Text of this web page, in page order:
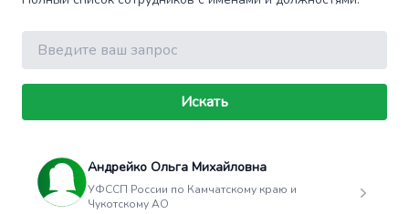
Поиск
Искать
Андрейко Ольга Михайловна
УФССП России по Камчатскому краю и
Чукотскому АО